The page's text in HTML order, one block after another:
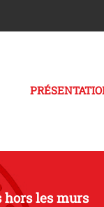
hors les murs